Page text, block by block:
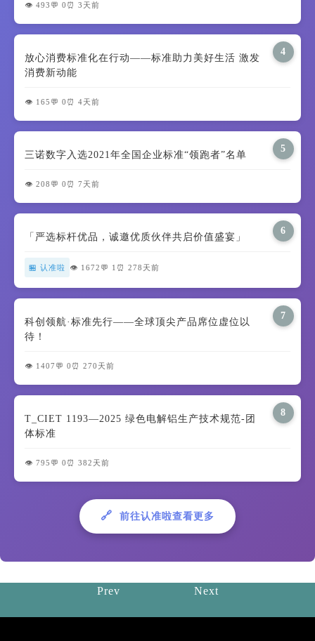
👁️ 493 💬 0 ⏰ 3天前
4
放心消费标准化在行动——标准助力美好生活 激发
消费新动能
👁️ 165 💬 0 ⏰ 4天前
5
三诺数字入选2021年全国企业标准“领跑者”名单
👁️ 208 💬 0 ⏰ 7天前
6
「严选标杆优品，诚邀优质伙伴共启价值盛宴」
🏪 认准啦 👁️ 1672 💬 1 ⏰ 278天前
7
科创领航·标准先行——全球顶尖产品席位虚位以
待！
👁️ 1407 💬 0 ⏰ 270天前
8
T_CIET 1193—2025 绿色电解铝生产技术规范-团
体标准
👁️ 795 💬 0 ⏰ 382天前
🔗 前往认准啦查看更多
Prev Next